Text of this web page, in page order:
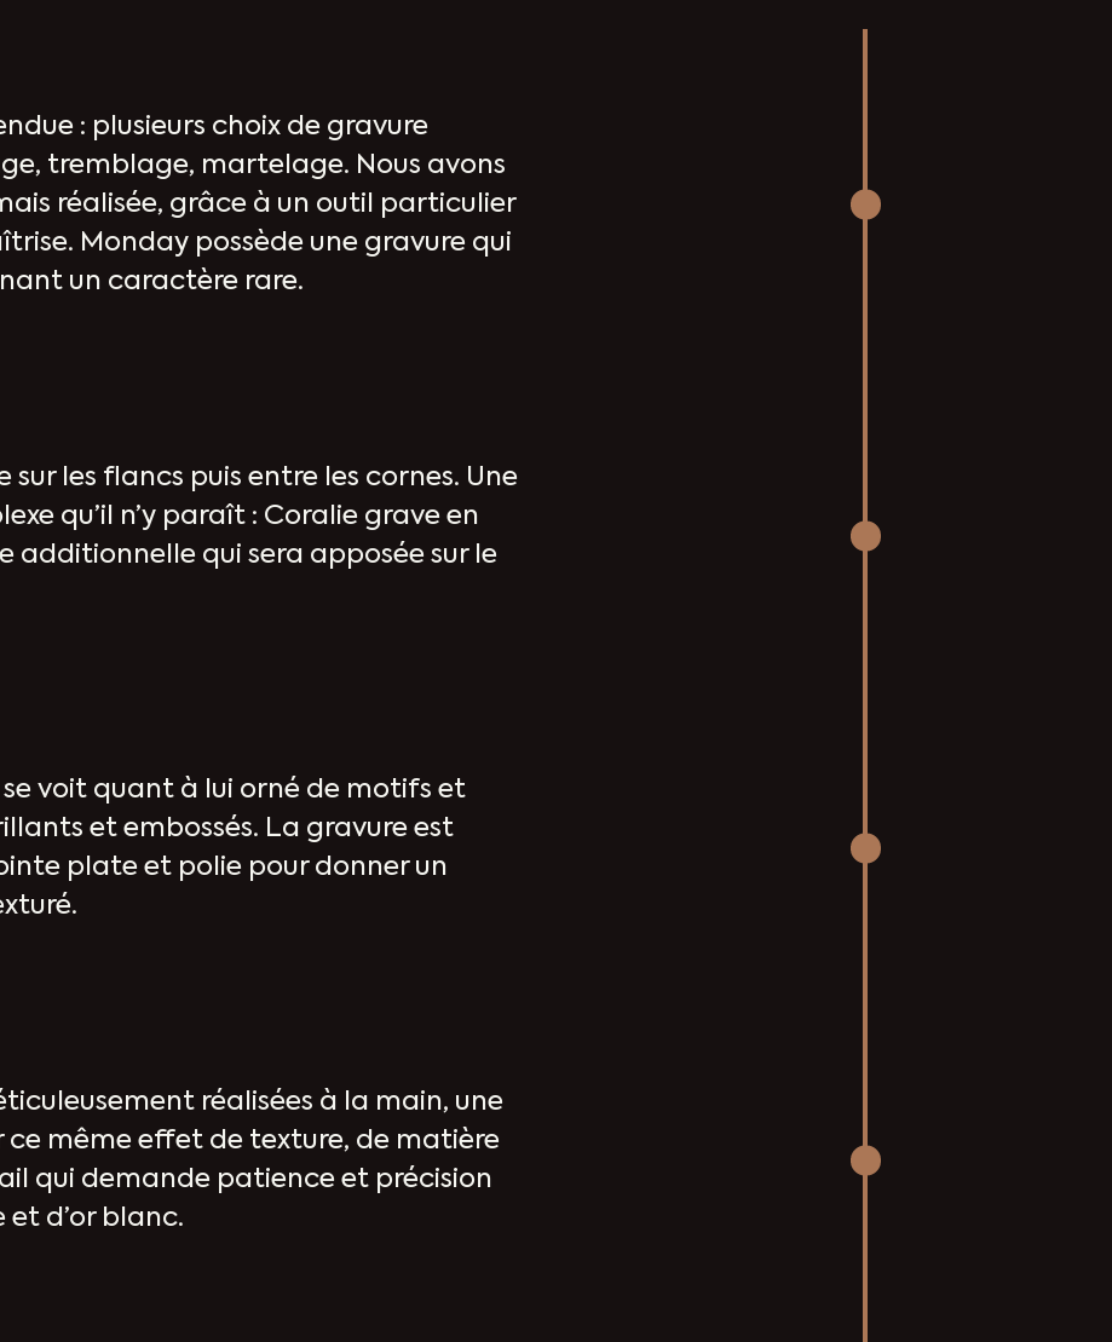
: plusieurs choix de gravure
tremblage, martelage. Nous avons
réalisée, grâce à un outil particulier
Monday possède une gravure qui
un caractère rare.
les flancs puis entre les cornes. Une
qu’il n’y paraît : Coralie grave en
qui sera apposée sur le
voit quant à lui orné de motifs et
et embossés. La gravure est
plate et polie pour donner un
réalisées à la main, une
ce même effet de texture, de matière
qui demande patience et précision
et d’or blanc.